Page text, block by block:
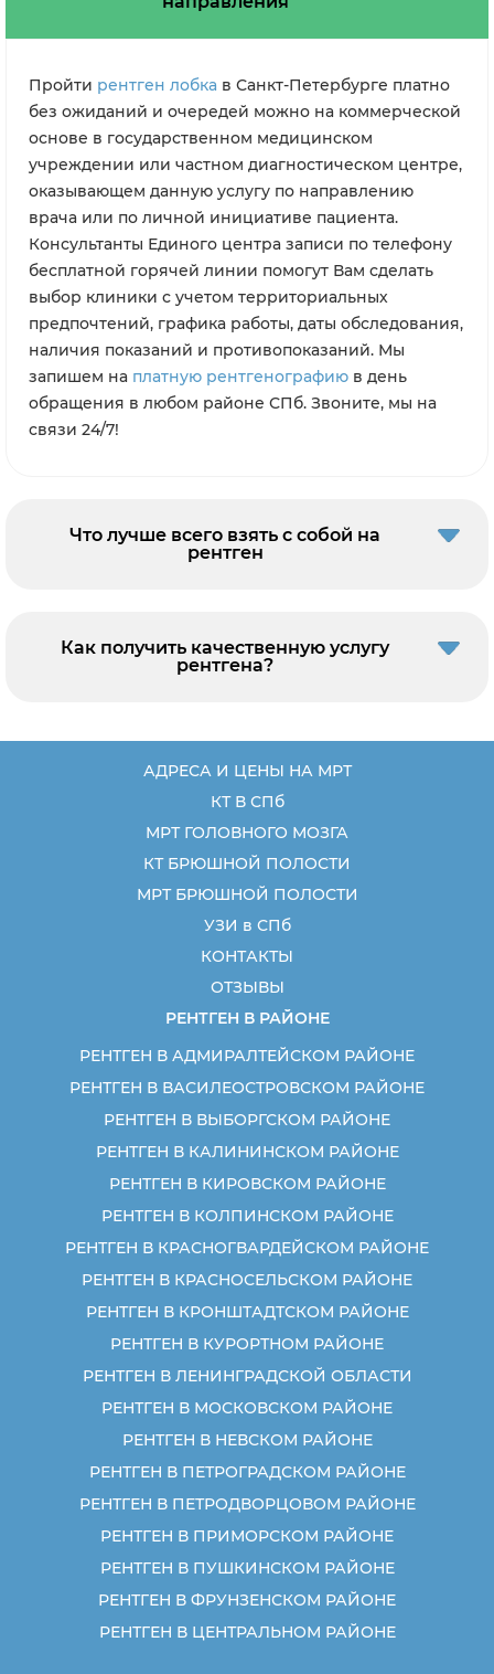
Пройти рентген лобка в Санкт-Петербурге платно
без ожиданий и очередей можно на коммерческой
основе в государственном медицинском
учреждении или частном диагностическом центре,
оказывающем данную услугу по направлению
врача или по личной инициативе пациента.
Консультанты Единого центра записи по телефону
бесплатной горячей линии помогут Вам сделать
выбор клиники с учетом территориальных
предпочтений, графика работы, даты обследования,
наличия показаний и противопоказаний. Мы
запишем на платную рентгенографию в день
обращения в любом районе СПб. Звоните, мы на
связи 24/7!
Что лучше всего взять с собой на
рентген
Как получить качественную услугу
рентгена?
АДРЕСА И ЦЕНЫ НА МРТ
КТ В СПб
МРТ ГОЛОВНОГО МОЗГА
КТ БРЮШНОЙ ПОЛОСТИ
МРТ БРЮШНОЙ ПОЛОСТИ
УЗИ в СПб
КОНТАКТЫ
ОТЗЫВЫ
РЕНТГЕН В РАЙОНЕ
РЕНТГЕН В АДМИРАЛТЕЙСКОМ РАЙОНЕ
РЕНТГЕН В ВАСИЛЕОСТРОВСКОМ РАЙОНЕ
РЕНТГЕН В ВЫБОРГСКОМ РАЙОНЕ
РЕНТГЕН В КАЛИНИНСКОМ РАЙОНЕ
РЕНТГЕН В КИРОВСКОМ РАЙОНЕ
РЕНТГЕН В КОЛПИНСКОМ РАЙОНЕ
РЕНТГЕН В КРАСНОГВАРДЕЙСКОМ РАЙОНЕ
РЕНТГЕН В КРАСНОСЕЛЬСКОМ РАЙОНЕ
РЕНТГЕН В КРОНШТАДТСКОМ РАЙОНЕ
РЕНТГЕН В КУРОРТНОМ РАЙОНЕ
РЕНТГЕН В ЛЕНИНГРАДСКОЙ ОБЛАСТИ
РЕНТГЕН В МОСКОВСКОМ РАЙОНЕ
РЕНТГЕН В НЕВСКОМ РАЙОНЕ
РЕНТГЕН В ПЕТРОГРАДСКОМ РАЙОНЕ
РЕНТГЕН В ПЕТРОДВОРЦОВОМ РАЙОНЕ
РЕНТГЕН В ПРИМОРСКОМ РАЙОНЕ
РЕНТГЕН В ПУШКИНСКОМ РАЙОНЕ
РЕНТГЕН В ФРУНЗЕНСКОМ РАЙОНЕ
РЕНТГЕН В ЦЕНТРАЛЬНОМ РАЙОНЕ